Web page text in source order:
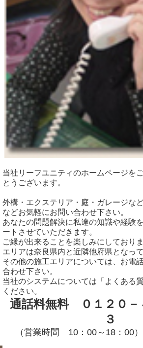
当社リーフユニティのホームページを
とうございます。
外構・エクステリア・庭・ガレージな
などお気軽にお問い合わせ下さい。
あなたの問題解決に私達の知識や経験
ートさせていただきます。
ご縁が出来ることを楽しみにしており
エリアは奈良県内と近隣他府県となって
その他の施工エリアについては、お電
合わせ下さい。
当社のシステムについては「よくある
ください。
通話料無料 ０１２０－
３
（営業時間 10：00～18：00